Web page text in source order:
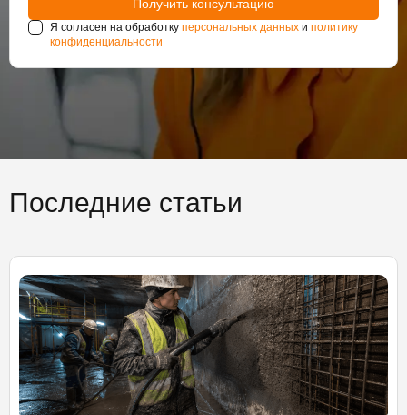
Я согласен на обработку персональных данных и политику
конфиденциальности
Последние статьи